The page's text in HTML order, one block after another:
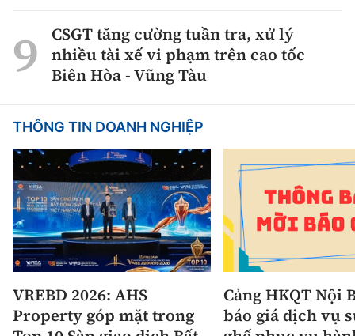
CSGT tăng cường tuần tra, xử lý
nhiều tài xế vi phạm trên cao tốc
Biên Hòa - Vũng Tàu
THÔNG TIN DOANH NGHIỆP
VREBD 2026: AHS
Property góp mặt trong
Cảng HKQT Nội
báo giá dịch vụ